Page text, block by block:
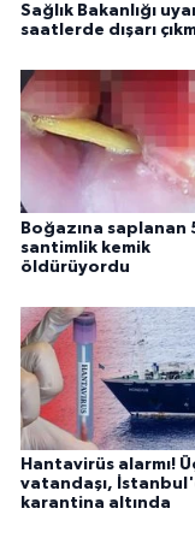
Sağlık Bakanlığı
saatlerde dışarı
Boğazına saplanan
santimlik kemik
öldürüyordu
Hantavirüs alarmı!
vatandaşı,
karantina altında